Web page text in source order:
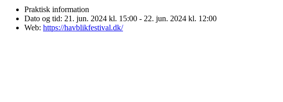
Praktisk information
Dato og tid: 21. jun. 2024 kl. 15:00 - 22. jun. 2024 kl. 12:00
Web: https://havblikfestival.dk/